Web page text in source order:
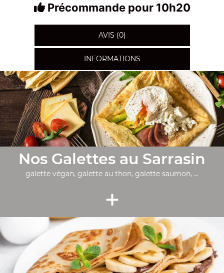
Précommande pour 10h20
AVIS (0)
INFORMATIONS
Nos Galettes au Sarrasin
galette végan, galette au thon, galette saumon, ...
+